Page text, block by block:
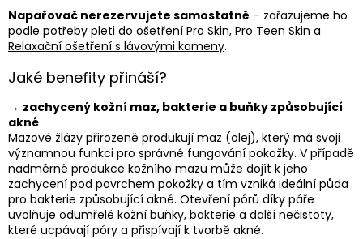
Napařovač nerezervujete samostatně – zařazujeme ho
podle potřeby pleti do ošetření Pro Skin, Pro Teen Skin a
Relaxační ošetření s lávovými kameny.
Jaké benefity přináší?
→ zachycený kožní maz, bakterie a buňky způsobující
akné
Mazové žlázy přirozeně produkují maz (olej), který má svoji
významnou funkci pro správné fungování pokožky. V případě
nadměrné produkce kožního mazu může dojít k jeho
zachycení pod povrchem pokožky a tím vzniká ideální půda
pro bakterie způsobující akné. Otevření pórů díky páře
uvolňuje odumřelé kožní buňky, bakterie a další nečistoty,
které ucpávají póry a přispívají k tvorbě akné.